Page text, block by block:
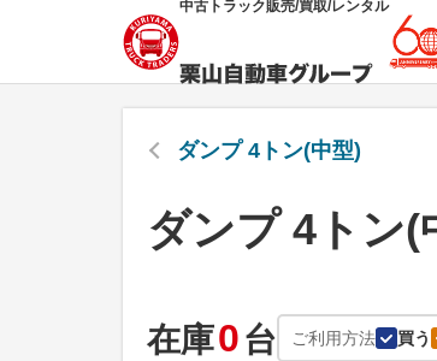
中古トラック販売/買取/レンタル
ダンプ 4トン(中型)
ダンプ 4トン(
在庫0台 ご利用方法 買う